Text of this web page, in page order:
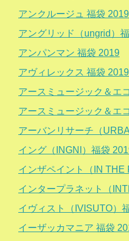
アンクルージュ 福袋 2019
アングリッド（ungrid）
アンパンマン 福袋 2019
アヴィレックス 福袋 2019
アースミュージック＆エ
アースミュージック＆エ
アーバンリサーチ（
イング（INGNI）福袋
インザペイント（IN THE
インタープラネット（
イヴィスト（IVISUTO）
イーザッカマニア 福袋